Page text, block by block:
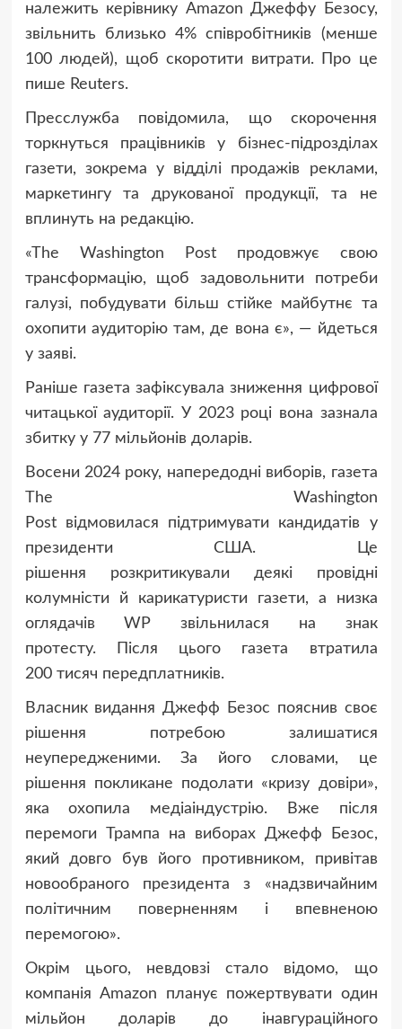
належить керівнику Amazon Джеффу Безосу,
звільнить близько 4% співробітників (менше
100 людей), щоб скоротити витрати. Про це
пише Reuters.
Пресслужба повідомила, що скорочення
торкнуться працівників у бізнес-підрозділах
газети, зокрема у відділі продажів реклами,
маркетингу та друкованої продукції, та не
вплинуть на редакцію.
«The Washington Post продовжує свою
трансформацію, щоб задовольнити потреби
галузі, побудувати більш стійке майбутнє та
охопити аудиторію там, де вона є», — йдеться
у заяві.
Раніше газета зафіксувала зниження цифрової
читацької аудиторії. У 2023 році вона зазнала
збитку у 77 мільйонів доларів.
Восени 2024 року, напередодні виборів, газета
The Washington
Post відмовилася підтримувати кандидатів у
президенти США. Це
рішення розкритикували деякі провідні
колумністи й карикатуристи газети, а низка
оглядачів WP звільнилася на знак
протесту. Після цього газета втратила
200 тисяч передплатників.
Власник видання Джефф Безос пояснив своє
рішення потребою залишатися
неупередженими. За його словами, це
рішення покликане подолати «кризу довіри»,
яка охопила медіаіндустрію. Вже після
перемоги Трампа на виборах Джефф Безос,
який довго був його противником, привітав
новообраного президента з «надзвичайним
політичним поверненням і впевненою
перемогою».
Окрім цього, невдовзі стало відомо, що
компанія Amazon планує пожертвувати один
мільйон доларів до інавгураційного